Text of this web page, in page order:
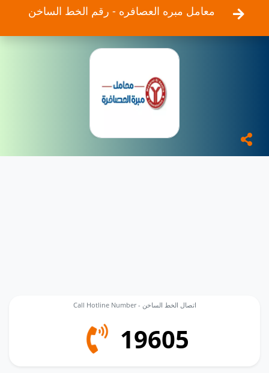
معامل مبره العصافره - رقم الخط الساخن
Call Hotline Number - اتصال الخط الساخن
19605